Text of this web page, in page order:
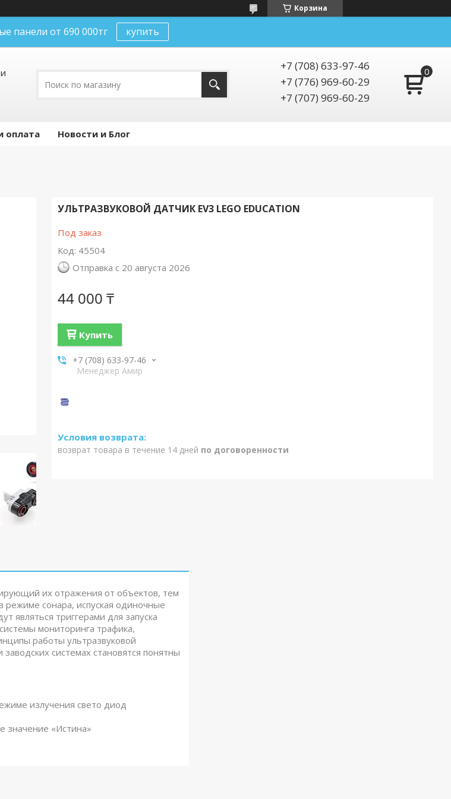
Корзина
панели от 690 000тг купить
+7 (708) 633-97-46
+7 (776) 969-60-29
+7 (707) 969-60-29
оплата Новости и Блог
УЛЬТРАЗВУКОВОЙ ДАТЧИК EV3 LEGO EDUCATION
Под заказ
Код: 45504
Отправка с 20 августа 2026
44 000 ₸
Купить
+7 (708) 633-97-46
Менеджер Амир
возврат товара в течение 14 дней по договоренности
их отражения от объектов, тем
режиме сонара, испуская одиночные
являться триггерами для запуска
мониторинга трафика,
работы ультразвуковой
системах становятся понятны
излучения свето диод
значение «Истина»